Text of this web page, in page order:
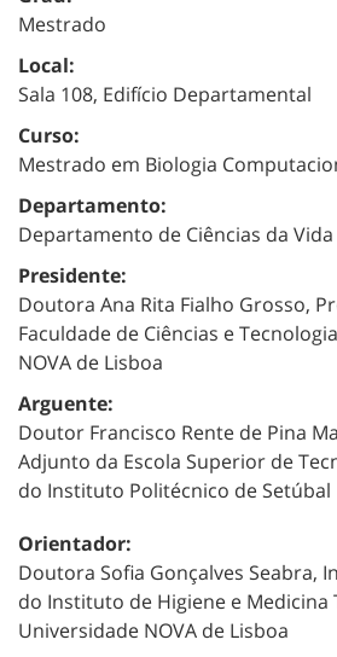
Mestrado
Local:
Sala 108, Edifício Departamental
Curso:
Mestrado em Biologia
Departamento:
Departamento de Ciências da Vida
Presidente:
Doutora Ana Rita Fialho Grosso,
Faculdade de Ciências e
NOVA de Lisboa
Arguente:
Doutor Francisco Rente de Pina
Adjunto da Escola Superior de
do Instituto Politécnico de Setúbal
Orientador:
Doutora Sofia Gonçalves Seabra,
do Instituto de Higiene e Medicina
Universidade NOVA de Lisboa